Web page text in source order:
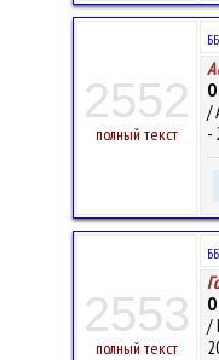
2552
полный текст
/
-
2553
полный текст
/